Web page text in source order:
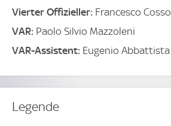
Vierter Offizieller: Francesco Cosso
VAR: Paolo Silvio Mazzoleni
VAR-Assistent: Eugenio Abbattista
Legende